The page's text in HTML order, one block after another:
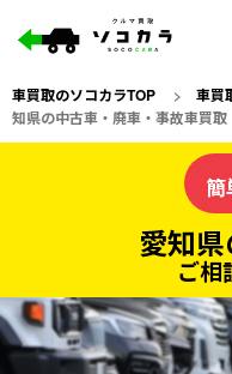
車買取のソコカラTOP > 車買
知県の中古車・廃車・事故車買取
の車買取
ソコカラの
簡
愛知
ご相